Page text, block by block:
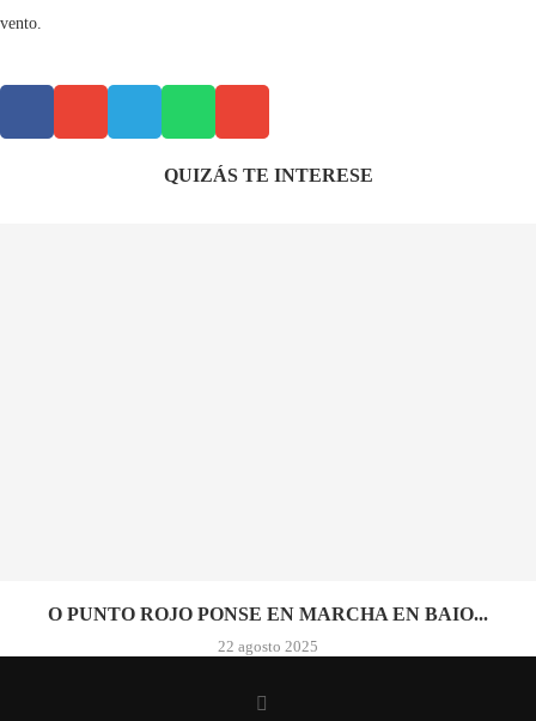
vento.
QUIZÁS TE INTERESE
O PUNTO ROJO PONSE EN MARCHA EN BAIO...
22 agosto 2025